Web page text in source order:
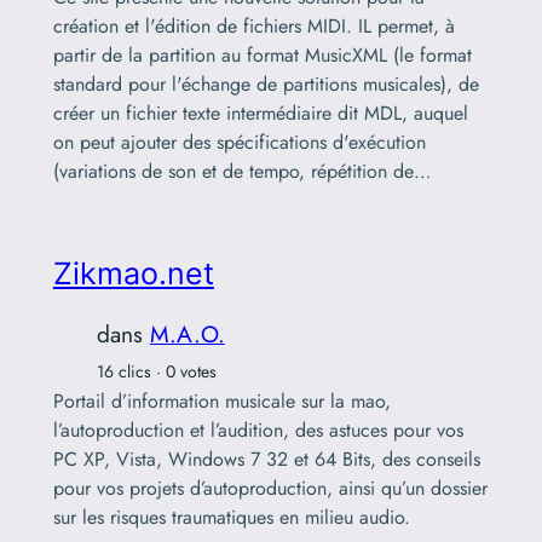
création et l'édition de fichiers MIDI. IL permet, à
partir de la partition au format MusicXML (le format
standard pour l'échange de partitions musicales), de
créer un fichier texte intermédiaire dit MDL, auquel
on peut ajouter des spécifications d'exécution
(variations de son et de tempo, répétition de…
Zikmao.net
dans M.A.O.
16 clics · 0 votes
Portail d’information musicale sur la mao,
l’autoproduction et l’audition, des astuces pour vos
PC XP, Vista, Windows 7 32 et 64 Bits, des conseils
pour vos projets d’autoproduction, ainsi qu’un dossier
sur les risques traumatiques en milieu audio.